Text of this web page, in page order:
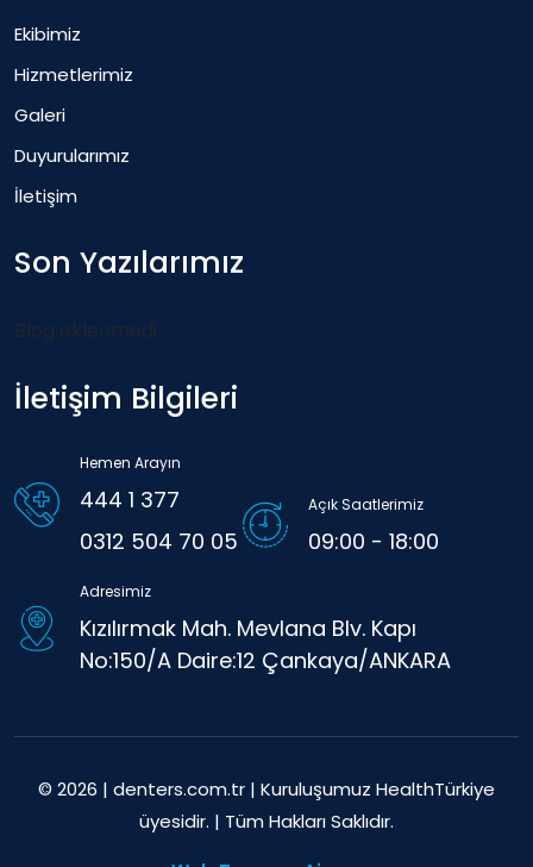
Ekibimiz
Hizmetlerimiz
Galeri
Duyurularımız
İletişim
Son Yazılarımız
Blog eklenmedi
İletişim Bilgileri
Hemen Arayın
444 1 377
0312 504 70 05
Açık Saatlerimiz
09:00 - 18:00
Adresimiz
Kızılırmak Mah. Mevlana Blv. Kapı
No:150/A Daire:12 Çankaya/ANKARA
© 2026 | denters.com.tr | Kuruluşumuz HealthTürkiye
üyesidir. | Tüm Hakları Saklıdır.